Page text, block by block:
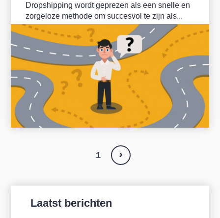
Dropshipping wordt geprezen als een snelle en
zorgeloze methode om succesvol te zijn als...
1 ›
Laatst berichten